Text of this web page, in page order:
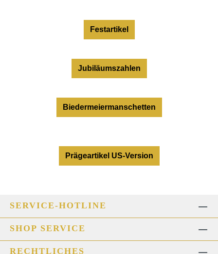
Festartikel
Jubiläumszahlen
Biedermeiermanschetten
Prägeartikel US-Version
SERVICE-HOTLINE
SHOP SERVICE
RECHTLICHES